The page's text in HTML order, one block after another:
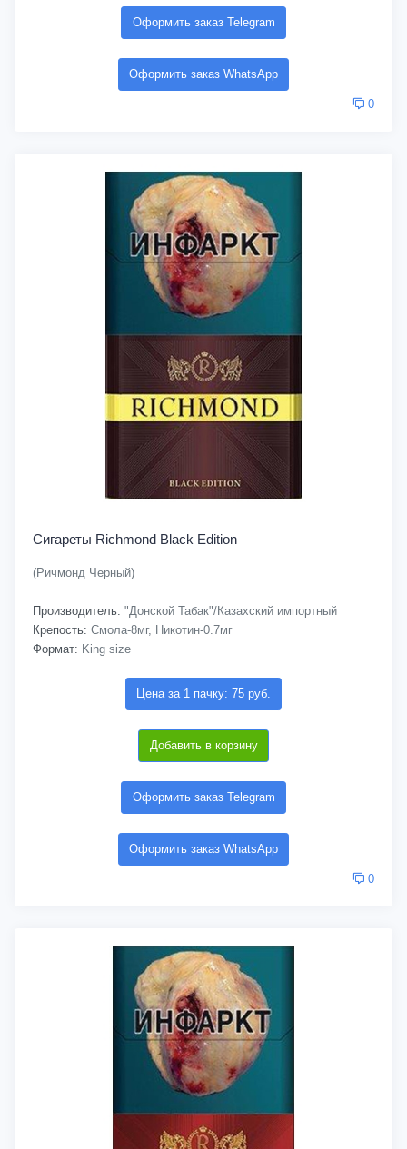
Оформить заказ Telegram
Оформить заказ WhatsApp
0
Сигареты Richmond Black Edition
(Ричмонд Черный)
Производитель: "Донской Табак"/Казахский импортный
Крепость: Смола-8мг, Никотин-0.7мг
Формат: King size
Цена за 1 пачку: 75 руб.
Добавить в корзину
Оформить заказ Telegram
Оформить заказ WhatsApp
0